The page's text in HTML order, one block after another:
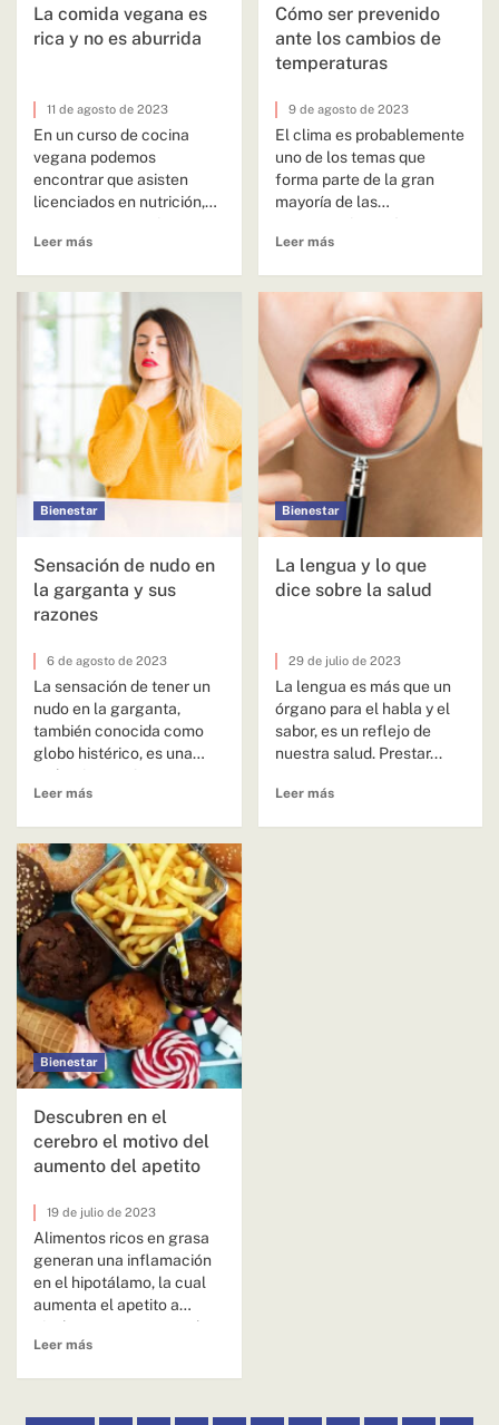
La comida vegana es
rica y no es aburrida
11 de agosto de 2023
En un curso de cocina
vegana podemos
encontrar que asisten
licenciados en nutrición,
curiosos por la
Leer más
Cómo ser prevenido
ante los cambios de
temperaturas
9 de agosto de 2023
El clima es probablemente
uno de los temas que
forma parte de la gran
mayoría de las
cambios...
Leer más
Bienestar
Sensación de nudo en
la garganta y sus
razones
6 de agosto de 2023
La sensación de tener un
nudo en la garganta,
también conocida como
globo histérico, es una
molestia común que
muchas...
Leer más
Bienestar
La lengua y lo que
dice sobre la salud
29 de julio de 2023
La lengua es más que un
órgano para el habla y el
sabor, es un reflejo de
nuestra salud. Prestar...
Leer más
Bienestar
Descubren en el
cerebro el motivo del
aumento del apetito
19 de julio de 2023
Alimentos ricos en grasa
generan una inflamación
en el hipotálamo, la cual
aumenta el apetito a
niveles que provocan el...
Leer más